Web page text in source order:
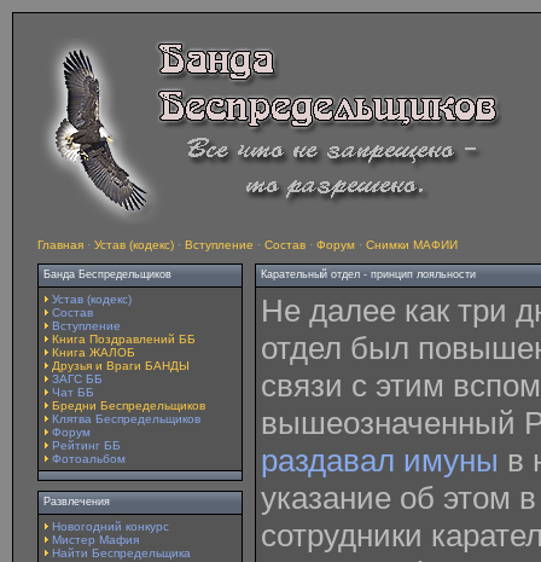
Главная · Устав (кодекс) · Вступление · Состав · Форум · Снимки МАФИИ
Банда Беспредельщиков
Устав (кодекс)
Состав
Вступление
Книга Поздравлений ББ
Книга ЖАЛОБ
Друзья и Враги БАНДЫ
ЗАГС ББ
Чат ББ
Бредни Беспредельщиков
Клятва Беспредельщиков
Форум
Рейтинг ББ
Фотоальбом
Развлечения
Новогодний конкурс
Мистер Мафия
Найти Беспредельщика
Карательный отдел - принцип лояльности
Не далее как три
отдел был
связи с этим
вышеозначенный
раздавал имуны в
указание об этом
сотрудники